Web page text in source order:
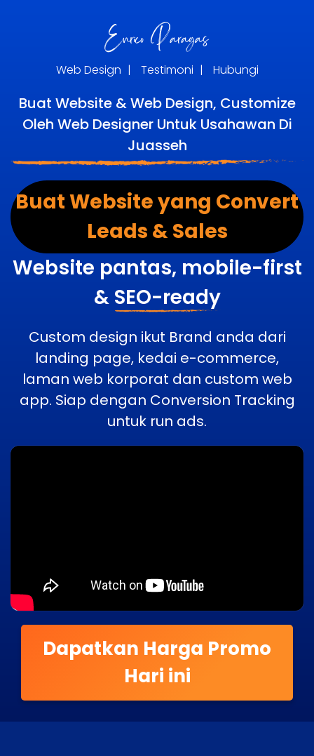
Web Design | Testimoni | Hubungi
Buat Website & Web Design, Customize
Oleh Web Designer Untuk Usahawan Di
Juasseh
Buat Website yang Convert
Leads & Sales
Website pantas, mobile-first
& SEO-ready
Custom design ikut Brand anda dari
landing page, kedai e-commerce,
laman web korporat dan custom web
app. Siap dengan Conversion Tracking
untuk run ads.
Dapatkan Harga Promo
Hari ini